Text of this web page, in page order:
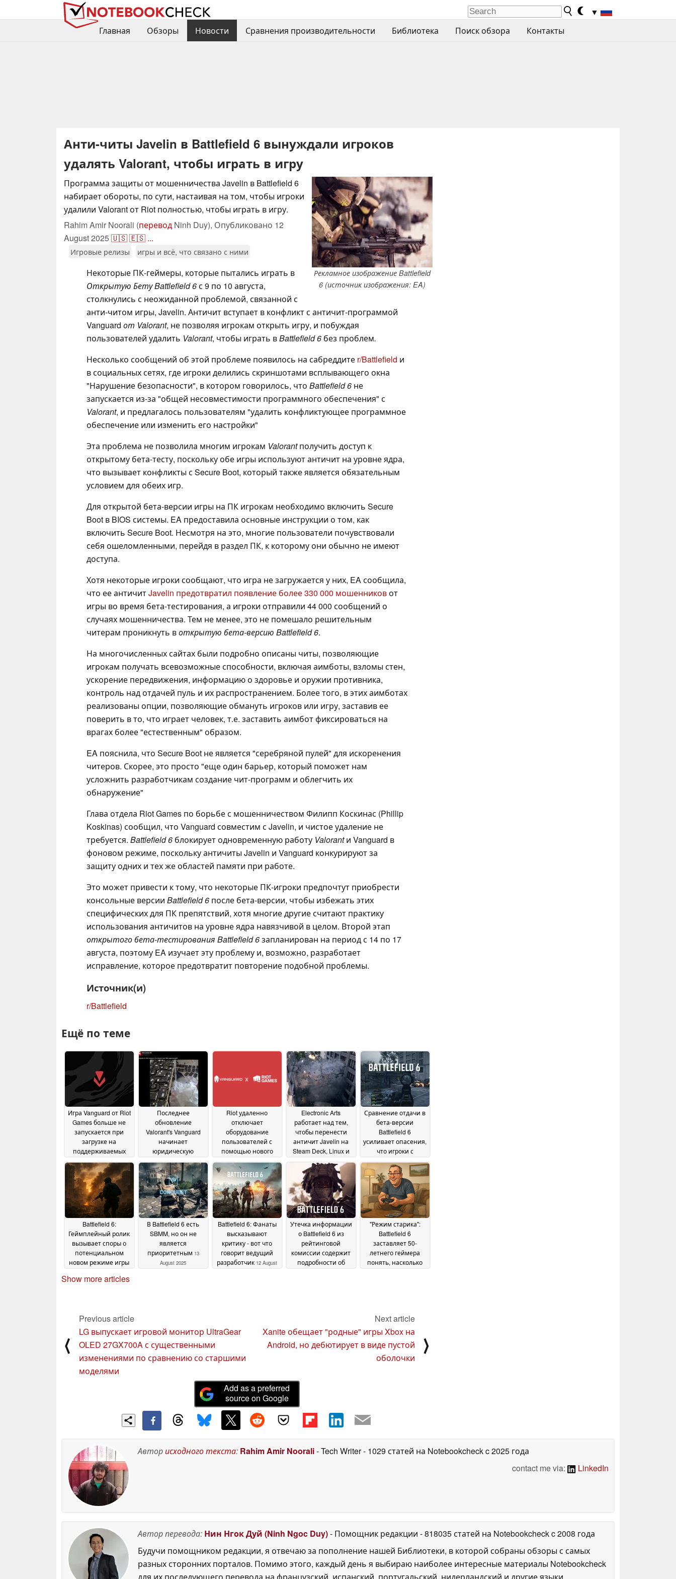
▼
Главная
Обзоры Новости Сравнения производительности Библиотека Поиск обзора Контакты
Анти-читы Javelin в Battlefield 6 вынуждали игроков
удалять Valorant, чтобы играть в игру
Рекламное изображение Battlefield
6 (источник изображения: EA)
Программа защиты от мошенничества Javelin в Battlefield 6
набирает обороты, по сути, настаивая на том, чтобы игроки
удалили Valorant от Riot полностью, чтобы играть в игру.
Rahim Amir Noorali (перевод Ninh Duy), Опубликовано 12
August 2025🇺🇸🇪🇸 ...
Игровые релизы игры и всё, что связано с ними
Некоторые ПК-геймеры, которые пытались играть в
Открытую Бету Battlefield 6с 9 по 10 августа,
столкнулись с неожиданной проблемой, связанной с
анти-читом игры, Javelin. Античит вступает в конфликт с античит-программой
Vanguard от Valorant, не позволяя игрокам открыть игру, и побуждая
пользователей удалить Valorant, чтобы играть вBattlefield 6 без проблем.
Несколько сообщений об этой проблеме появилось на сабреддите r/Battlefield и
в социальных сетях, где игроки делились скриншотами всплывающего окна
"Нарушение безопасности", в котором говорилось, что Battlefield 6 не
запускается из-за "общей несовместимости программного обеспечения" с
Valorant, и предлагалось пользователям "удалить конфликтующее программное
обеспечение или изменить его настройки"
Эта проблема не позволила многим игрокам Valorantполучить доступ к
открытому бета-тесту, поскольку обе игры используют античит на уровне ядра,
что вызывает конфликты с Secure Boot, который также является обязательным
условием для обеих игр.
Для открытой бета-версии игры на ПК игрокам необходимо включить Secure
Boot в BIOS системы. EA предоставила основные инструкции о том, как
включить Secure Boot. Несмотря на это, многие пользователи почувствовали
себя ошеломленными, перейдя в раздел ПК, к которому они обычно не имеют
доступа.
Хотя некоторые игроки сообщают, что игра не загружается у них, EA сообщила,
что ее античитJavelin предотвратил появление более 330 000 мошенниковот
игры во время бета-тестирования, а игроки отправили 44 000 сообщений о
случаях мошенничества. Тем не менее, это не помешало решительным
читерам проникнуть воткрытую бета-версию Battlefield 6.
На многочисленных сайтах были подробно описаны читы, позволяющие
игрокам получать всевозможные способности, включая аимботы, взломы стен,
ускорение передвижения, информацию о здоровье и оружии противника,
контроль над отдачей пуль и их распространением. Более того, в этих аимботах
реализованы опции, позволяющие обмануть игроков или игру, заставив ее
поверить в то, что играет человек, т.е. заставить аимбот фиксироваться на
врагах более "естественным" образом.
EA пояснила, что Secure Boot не является "серебряной пулей" для искоренения
читеров. Скорее, это просто "еще один барьер, который поможет нам
усложнить разработчикам создание чит-программ и облегчить их
обнаружение"
Глава отдела Riot Games по борьбе с мошенничеством Филипп Коскинас (Phillip
Koskinas) сообщил, что Vanguard совместим с Javelin, и чистое удаление не
требуется. Battlefield 6 блокирует одновременную работу Valorantи Vanguard в
фоновом режиме, поскольку античиты Javelin и Vanguard конкурируют за
защиту одних и тех же областей памяти при работе.
Это может привести к тому, что некоторые ПК-игроки предпочтут приобрести
консольные версии Battlefield 6 после бета-версии, чтобы избежать этих
специфических для ПК препятствий, хотя многие другие считают практику
использования античитов на уровне ядра навязчивой в целом. Второй этап
открытого бета-тестирования Battlefield 6запланирован на период с 14 по 17
августа, поэтому EA изучает эту проблему и, возможно, разработает
исправление, которое предотвратит повторение подобной проблемы.
Источник(и)
r/Battlefield
Ещё по теме
Игра Vanguard от Riot
Games больше не
запускается при
загрузке на
поддерживаемых
28 June
2026
Последнее
обновление
Valorant's Vanguard
начинает
юридическую
разработчик
порицает хакеров за
"пресс-папье за
$6000"25 May 2026
Riot удаленно
отключает
оборудование
пользователей с
помощью нового
Vanguard22 May 2026
Electronic Arts
работает над тем,
чтобы перенести
античит Javelin на
Steam Deck, Linux и
05 March 2026
Сравнение отдачи в
бета-версии
Battlefield 6
усиливает опасения,
что игроки с
имеют
преимущество
August 2025
Battlefield 6:
Геймплейный ролик
вызывает споры о
потенциальном
новом режиме игры
В Battlefield 6 есть
SBMM, но он не
является
приоритетным 13
August 2025
Battlefield 6: Фанаты
высказывают
критику - вот что
говорит ведущий
разработчик 12 August
Утечка информации
о Battlefield 6 из
рейтинговой
комиссии содержит
подробности об
"Режим старика":
Battlefield 6
заставляет 50-
летнего геймера
понять, насколько
Show more articles
⟨
Previous article
LG выпускает игровой монитор UltraGear
OLED 27GX700A с существенными
изменениями по сравнению со старшими
моделями
Next article
Xanite обещает "родные" игры Xbox на
Android, но дебютирует в виде пустой
оболочки
⟩
Add as a preferred
source on Google
Авторисходного текста: Rahim Amir Noorali- Tech Writer- 1029 статей на Notebookcheckc 2025 года
contact me via:
LinkedIn
Автор перевода: Нин Нгок Дуй (Ninh Ngoc Duy)- Помощник редакции - 818035 статей на Notebookcheckc 2008 года
Будучи помощником редакции, я отвечаю за пополнение нашей Библиотеки, в которой собраны обзоры с самых
разных сторонних порталов. Помимо этого, каждый день я выбираю наиболее интересные материалы Notebookcheck
для их последующего перевода на французский, испанский, португальский, нидерландский и другие языки.